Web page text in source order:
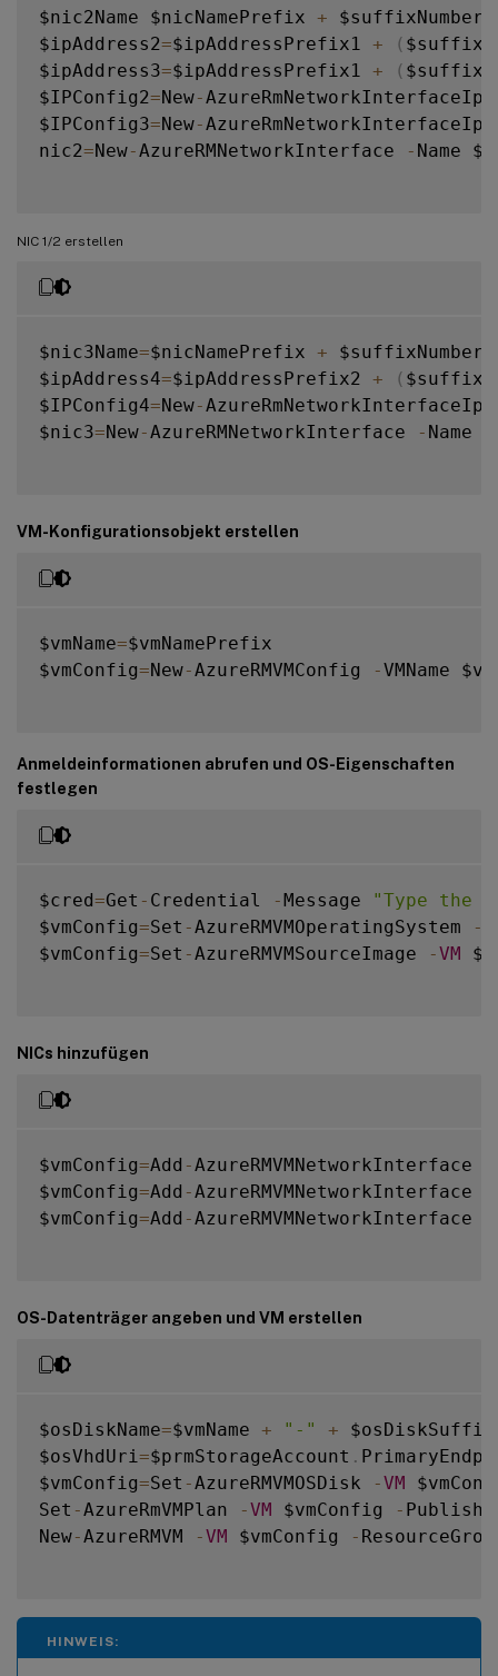
$nic2Name $nicNamePrefix + $suffixNumber
$ipAddress2=$ipAddressPrefix1 + (
$ipAddress3=$ipAddressPrefix1 + (
$IPConfig2=New-
$IPConfig3=New-
nic2=New-AzureRMNetworkInterface - Name
NIC 1/2 erstellen
$nic3Name=$nicNamePrefix + $suffixNumber
$ipAddress4=$ipAddressPrefix2 + (
$IPConfig4=New-
$nic3=New-AzureRMNetworkInterface - Name
VM-Konfigurationsobjekt erstellen
$vmName=$vmNamePrefix
$vmConfig=New-AzureRMVMConfig -VMName
Anmeldeinformationen abrufen und OS-Eigenschaften
festlegen
$cred=Get - Credential -Message
"Type the
$vmConfig=Set -AzureRMVMOperatingSystem -
$vmConfig=Set -AzureRMVMSourceImage -VM
NICs hinzufügen
$vmConfig=Add -AzureRMVMNetworkInterface
$vmConfig=Add -AzureRMVMNetworkInterface
$vmConfig=Add -AzureRMVMNetworkInterface
OS-Datenträger angeben und VM erstellen
$osDiskName=$vmName + "-" + $osDiskSuffix
$osVhdUri =$prmStorageAccount .
$vmConfig=Set -AzureRMVMOSDisk -VM
Set -AzureRmVMPlan -VM $vmConfig -
New-AzureRMVM -VM $vmConfig -
HINWEIS: